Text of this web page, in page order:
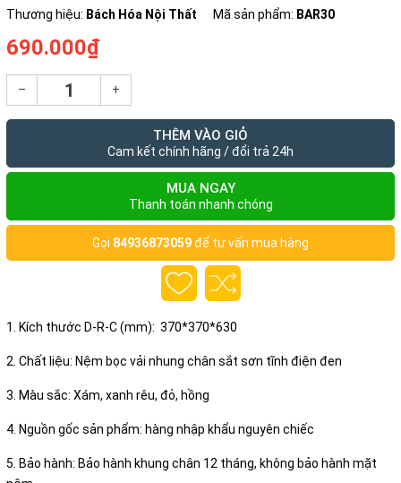
Thương hiệu: Bách Hóa Nội Thất Mã sản phẩm: BAR30
690.000₫
– +
THÊM VÀO GIỎ
Cam kết chính hãng / đổi trả 24h
MUA NGAY
Thanh toán nhanh chóng
Gọi 84936873059để tư vấn mua hàng
1. Kích thước D-R-C (mm): 370*370*630
2. Chất liệu: Nệm bọc vải nhung chân sắt sơn tĩnh điện đen
3. Màu sắc: Xám, xanh rêu, đỏ, hồng
4. Nguồn gốc sản phẩm: hàng nhập khẩu nguyên chiếc
5. Bảo hành: Bảo hành khung chân 12 tháng, không bảo hành mặt